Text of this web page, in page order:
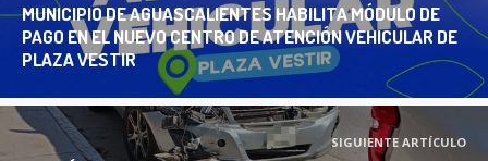
MUNICIPIO DE AGUASCALIENTES HABILITA MÓDULO DE
PAGO EN EL NUEVO CENTRO DE ATENCIÓN VEHICULAR DE
PLAZA VESTIR
SIGUIENTE ARTÍCULO